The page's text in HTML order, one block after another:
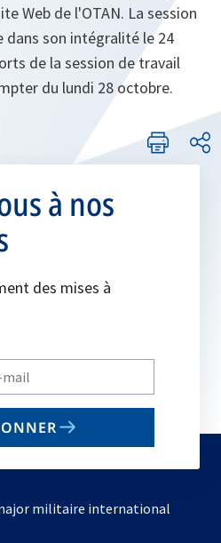
Web de l'OTAN. La session
dans son intégralité le 24
de la session de travail
du lundi 28 octobre.
à nos
des mises à
militaire international